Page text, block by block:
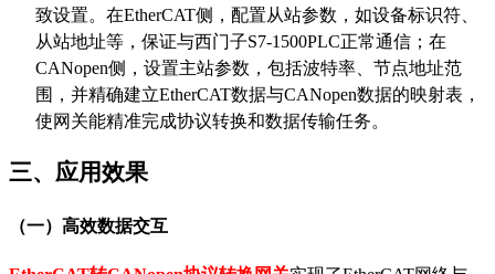
致设置。在EtherCAT侧，配置从站参数，如设备标识符、
从站地址等，保证与西门子S7-1500PLC正常通信；在
CANopen侧，设置主站参数，包括波特率、节点地址范
围，并精确建立EtherCAT数据与CANopen数据的映射表，
使网关能精准完成协议转换和数据传输任务。
三、应用效果
（一）高效数据交互